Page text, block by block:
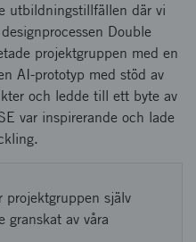
utbildningstillfällen där vi
Double
projektgruppen med en
AI-prototyp med stöd av
och ledde till ett byte av
var inspirerande och lade
projektgruppen själv
granskat av våra